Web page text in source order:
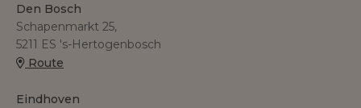
Den Bosch
Schapenmarkt 25,
5211 ES 's-Hertogenbosch
Route
Eindhoven